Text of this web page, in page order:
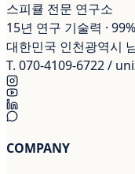
스피큘 전문 연구소
15년 연구 기술력 ·
대한민국 인천광역시
T. 070-4109-6722/
COMPANY